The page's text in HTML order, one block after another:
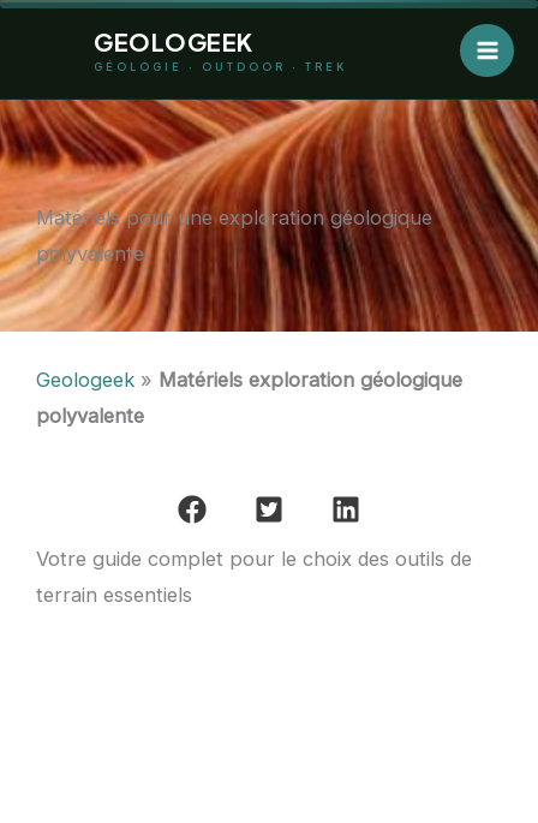
GEOLOGEEK
GÉOLOGIE · OUTDOOR · TREK
Matériels pour une exploration géologique
polyvalente
Geologeek » Matériels exploration géologique
polyvalente
Votre guide complet pour le choix des outils de
terrain essentiels